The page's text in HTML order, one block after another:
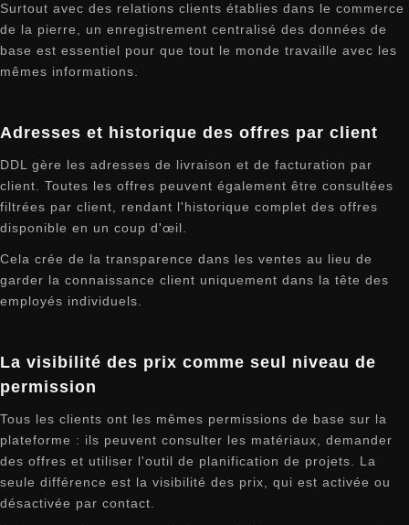
Surtout avec des relations clients établies dans le commerce
de la pierre, un enregistrement centralisé des données de
base est essentiel pour que tout le monde travaille avec les
mêmes informations.
Adresses et historique des offres par client
DDL gère les adresses de livraison et de facturation par
client. Toutes les offres peuvent également être consultées
filtrées par client, rendant l'historique complet des offres
disponible en un coup d'œil.
Cela crée de la transparence dans les ventes au lieu de
garder la connaissance client uniquement dans la tête des
employés individuels.
La visibilité des prix comme seul niveau de
permission
Tous les clients ont les mêmes permissions de base sur la
plateforme : ils peuvent consulter les matériaux, demander
des offres et utiliser l'outil de planification de projets. La
seule différence est la visibilité des prix, qui est activée ou
désactivée par contact.